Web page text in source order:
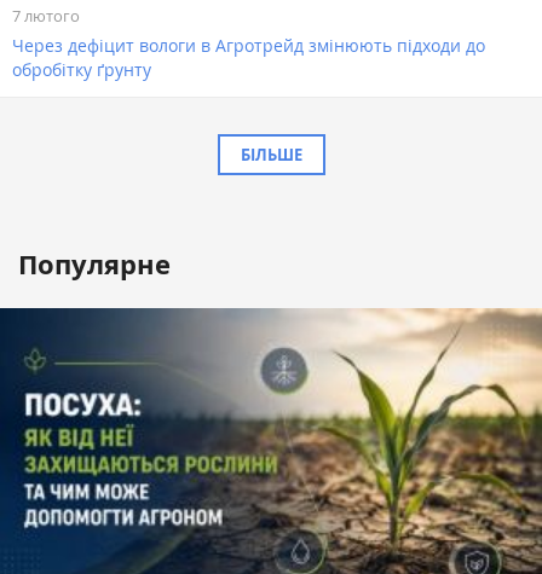
7 лютого
Через дефіцит вологи в Агротрейд змінюють підходи до
обробітку ґрунту
БІЛЬШЕ
Популярне